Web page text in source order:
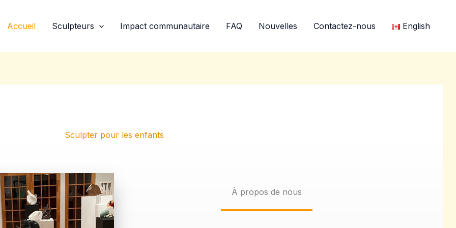
Accueil Sculpteurs Impact communautaire FAQ Nouvelles Contactez-nous English
Sculpter pour les enfants
À propos de nous